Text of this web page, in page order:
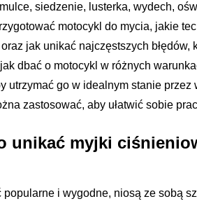
siedzenie, lusterka, wydech,
motocykl do mycia, jakie
jak unikać najczęstszych
dbać o motocykl w różnych
utrzymać go w idealnym stanie
zastosować, aby ułatwić sobie
unikać myjki
i wygodne, niosą ze sobą